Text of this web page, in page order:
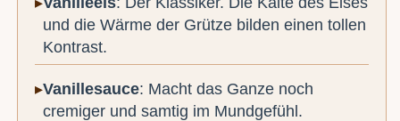
und die Wärme der Grütze bilden einen tollen
Kontrast.
Vanillesauce: Macht das Ganze noch
cremiger und samtig im Mundgefühl.